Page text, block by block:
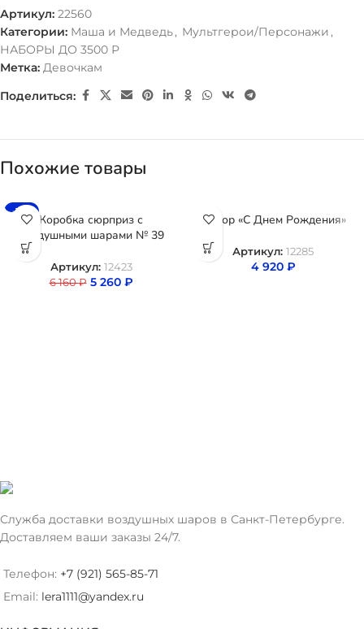
Артикул: 22560
Категории: Маша и Медведь, Мультгерои/Персонажи ,
НАБОРЫ ДО 3500 Р
Метка: Девочкам
Поделиться:
Похожие товары
-15%
Коробка сюрприз с
воздушными шарами № 39
Артикул: 12423
6 160₽ 5 260 ₽
Набор «С Днем Рождения»
Артикул: 12285
4 920 ₽
Служба доставки воздушных шаров в Санкт-Петербурге.
Доставляем ваши заказы 24/7.
Телефон: +7 (921) 565-85-71
Email: lera1111@yandex.ru